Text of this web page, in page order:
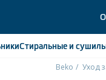
Стиральные и
Beko Уход